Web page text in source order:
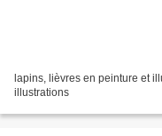
lapins, lièvres en peinture et
illustrations